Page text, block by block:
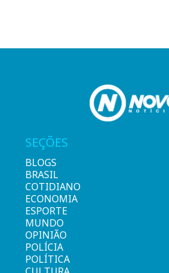
SEÇÕES
BLOGS
BRASIL
COTIDIANO
ECONOMIA
ESPORTE
MUNDO
OPINIÃO
POLÍCIA
POLÍTICA